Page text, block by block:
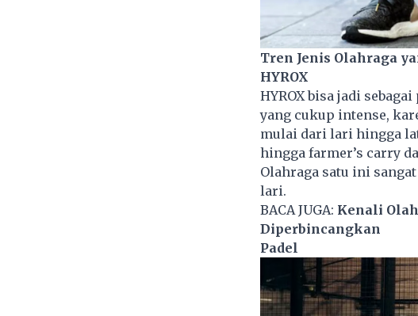
Tren Jenis Olahraga
HYROX
HYROX bisa jadi
yang cukup intense,
mulai dari lari hingga
hingga farmer’s carry
Olahraga satu ini
lari.
BACA JUGA: Kenali
Diperbincangkan
Padel